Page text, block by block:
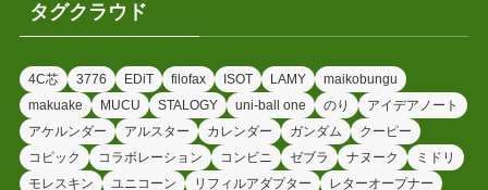
タグクラウド
4C芯 3776 EDiT filofax ISOT LAMY
maikobungu
makuake
MUCU STALOGY uni-ball one のり
アイデアノート
アケルンダー
アルスター カレンダー ガンダム
クーピー
コピック
コラボレーション コンビニ ゼブラ ナヌーク
ミドリ
モレスキン
ユニコーン リフィルアダプター レターオープナー